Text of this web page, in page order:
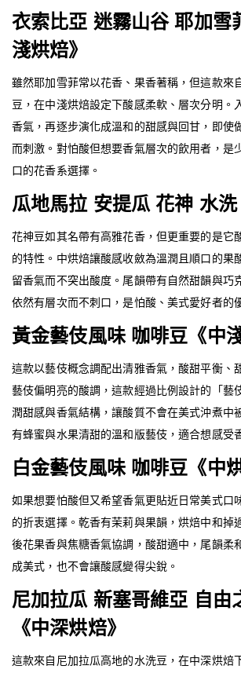
衣索比亞 迷霧山谷 耶加雪
淺烘焙》
雖然耶加雪菲常以花香、果香著稱，但這款來
豆，在中淺烘焙設定下酸感柔軟、層次分明。
香氣，再逐步演化成溫和的甜感與回甘，即使
而刺激。對怕酸但想要香氣層次的飲用者，是
口的花香系選擇。
瓜地馬拉 安提瓜 花神 水洗
花神豆如其名帶有高雅花香，但更重要的是它
的特性。中烘焙讓酸感收斂為溫潤且順口的果
留香氣而不突出酸度。尾韻帶有自然甜韻與巧
依然有層次而不刺口，是怕酸、美式愛好者的
黃金藝伎風味 咖啡豆《中
這款以藝伎概念調配出清雅香氣，酸甜平衡、
藝伎偏明亮的酸調，這款經過比例設計的「藝
潤甜感與香氣結構，讓酸質不會在美式沖煮中
有蜂蜜與水果清甜的溫和版藝伎，適合想感受
白金藝伎風味 咖啡豆《中
如果想要怕酸但又希望香氣更貼近日常美式口
的折衷選擇。乾香有茉莉與果韻，烘焙中和掉
後花果香與焦糖香氣協調，酸甜適中，尾韻柔
成美式，也不會讓酸感變得尖銳。
尼加拉瓜 新塞哥維亞 自由
《中深烘焙》
這款來自尼加拉瓜高地的水洗豆，在中深烘焙